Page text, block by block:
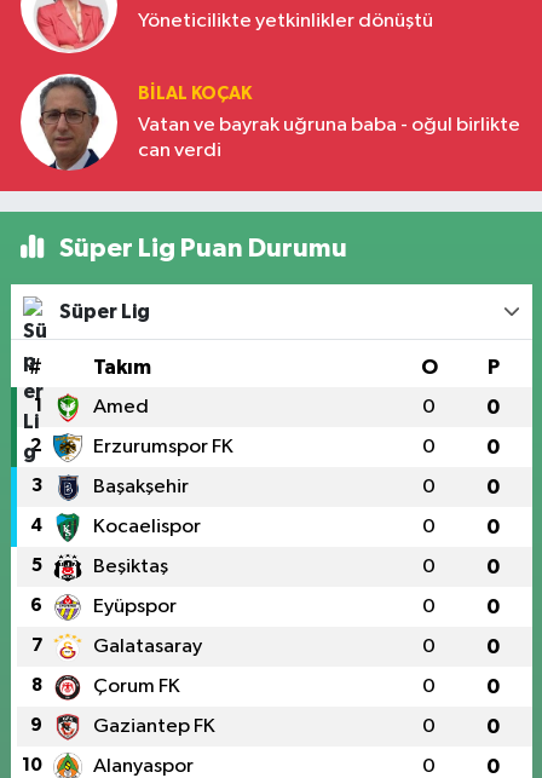
Yöneticilikte yetkinlikler dönüştü
BILAL KOÇAK
Vatan ve bayrak uğruna baba - oğul birlikte
can verdi
Süper Lig Puan Durumu
Süper Lig
# Takım O P
1 Amed 0 0
2 Erzurumspor FK 0 0
3 Başakşehir 0 0
4 Kocaelispor 0 0
5 Beşiktaş 0 0
6 Eyüpspor 0 0
7 Galatasaray 0 0
8 Çorum FK 0 0
9 Gaziantep FK 0 0
10 Alanyaspor 0 0